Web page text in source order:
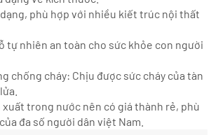
dạng, phù hợp với nhiều kiết trúc nội thất
tự nhiên an toàn cho sức khỏe con người
chống cháy: Chịu được sức cháy của tàn
xuất trong nước nên có giá thành rẻ, phù
đa số người dân việt Nam.